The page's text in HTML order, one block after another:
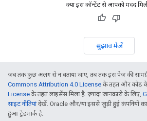
क्या इस कॉन्टेंट से आपको मदद
सुझाव भेजें
जब तक कुछ अलग से न बताया जाए, तब तक इस पेज की
Commons Attribution 4.0 License के तहत और कोड
License के तहत लाइसेंस मिला है. ज़्यादा जानकारी के लिए,
साइट नीतियांदेखें. Oracle और/या इससे जुड़ी हुई कंपनियों
हुआ ट्रेडमार्क है.